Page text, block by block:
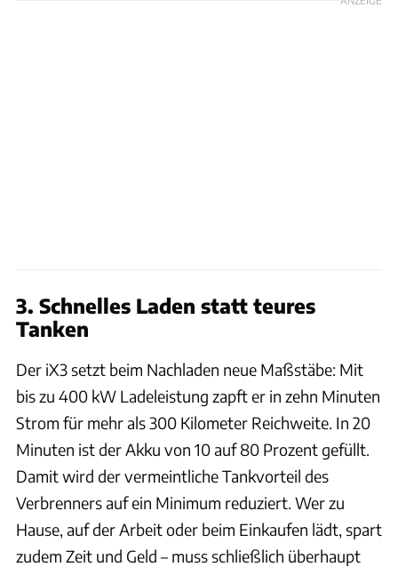
3. Schnelles Laden statt teures
Tanken
Der iX3 setzt beim Nachladen neue Maßstäbe: Mit
bis zu 400 kW Ladeleistung zapft er in zehn Minuten
Strom für mehr als 300 Kilometer Reichweite. In 20
Minuten ist der Akku von 10 auf 80 Prozent gefüllt.
Damit wird der vermeintliche Tankvorteil des
Verbrenners auf ein Minimum reduziert. Wer zu
Hause, auf der Arbeit oder beim Einkaufen lädt, spart
zudem Zeit und Geld – muss schließlich überhaupt